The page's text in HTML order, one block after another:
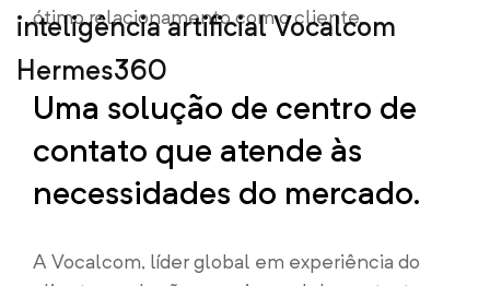
inteligência artificial Vocalcom
Hermes360
ótimo relacionamento com o cliente.
Uma solução de centro de
contato que atende às
necessidades do mercado.
A Vocalcom, líder global em experiência do